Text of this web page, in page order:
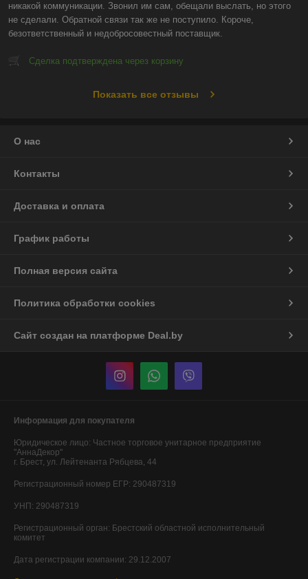
никакой коммуникации. Звонил им сам, обещали выслать, но этого
не сделали. Обратной связи так же не поступило. Короче,
безответственный и недобросовестный поставщик.
Сделка подтверждена через корзину
Показать все отзывы
О нас
Контакты
Доставка и оплата
График работы
Полная версия сайта
Политика обработки cookies
Сайт создан на платформе Deal.by
Информация для покупателя
Юридическое лицо: Частное торговое унитарное предприятие
"АннаДекор"
г. Брест, ул. Лейтенанта Рябцева, 44
Регистрационный номер ЕГР: 290487319
УНП: 290487319
Регистрационный орган: Брестский областной исполнительный
комитет
Дата регистрации компании: 29.12.2007